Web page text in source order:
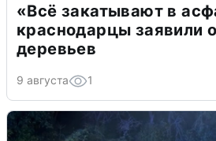
«Всё закатывают в
краснодарцы заявили
деревьев
9 августа 1